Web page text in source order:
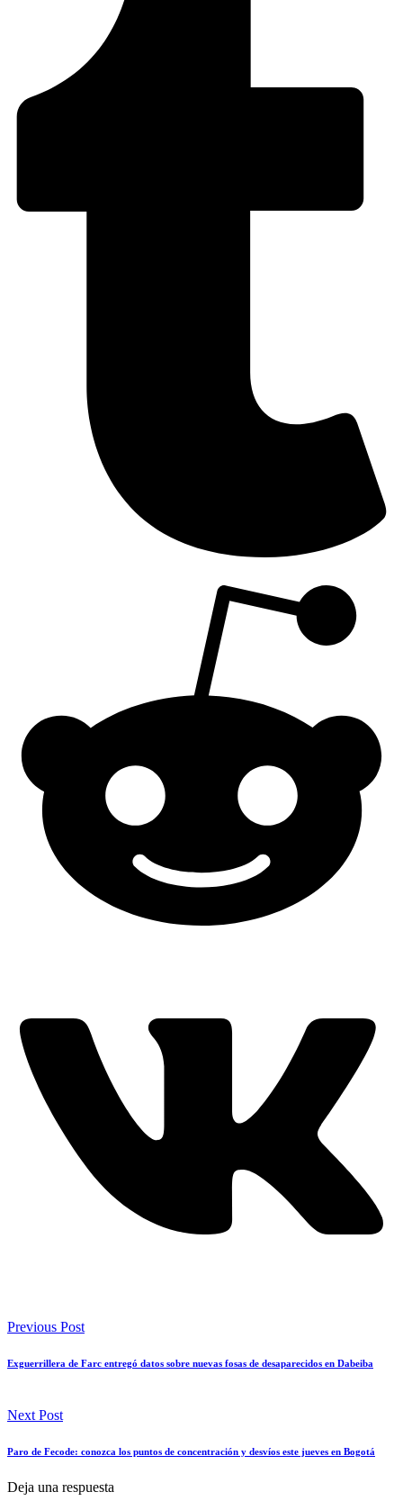
Previous Post
Exguerrillera de Farc entregó datos sobre nuevas fosas de desaparecidos en Dabeiba
Next Post
Paro de Fecode: conozca los puntos de concentración y desvíos este jueves en Bogotá
Deja una respuesta